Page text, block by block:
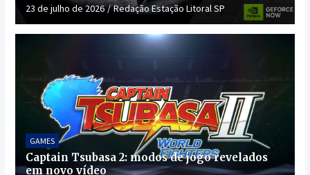
23 de julho de 2026 Redação Estação Litoral SP
GAMES
Captain Tsubasa 2: modos de jogo revelados
em novo vídeo